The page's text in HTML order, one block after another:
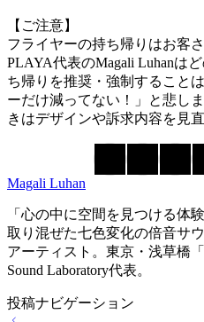
【ご注意】
フライヤーの持ち帰りはお客
PLAYA代表のMagali Luhanは
ち帰りを推奨・強制すること
ーだけ減ってない！」と悲し
きはデザインや訴求内容を見
Magali Luhan
「心の中に空間を見つける体
取り混ぜた七色変化の倍音サ
アーティスト。東京・浅草橋
Sound Laboratory代表。
投稿ナビゲーション